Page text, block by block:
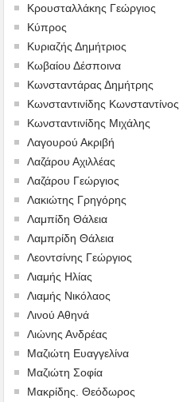
Κρουσταλλάκης Γεώργιος
Κύπρος
Κυριαζής Δημήτριος
Κωβαίου Δέσποινα
Κωνσταντάρας Δημήτρης
Κωνσταντινίδης Κωνσταντίνος
Κωνσταντινίδης Μιχάλης
Λαγουρού Ακριβή
Λαζάρου Αχιλλέας
Λαζάρου Γεώργιος
Λακιώτης Γρηγόρης
Λαμπίδη Θάλεια
Λαμπρίδη Θάλεια
Λεοντσίνης Γεώργιος
Λιαμής Ηλίας
Λιαμής Νικόλαος
Λινού Αθηνά
Λιώνης Ανδρέας
Μαζιώτη Ευαγγελίνα
Μαζιώτη Σοφία
Μακρίδης. Θεόδωρος